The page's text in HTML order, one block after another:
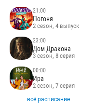
21:00
Погоня
2 сезон, 4 выпуск
23:00
Дом Дракона
3 сезон, 8 серия
00:00
Ира
2 сезон, 7 серия
всё расписание